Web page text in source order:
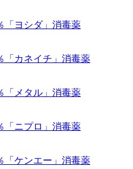
ヨシダ」 消毒薬
カネイチ」 消毒薬
メタル」 消毒薬
ニプロ」 消毒薬
ケンエー」 消毒薬